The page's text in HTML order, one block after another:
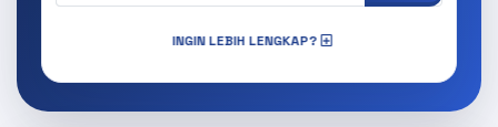
INGIN LEBIH LENGKAP?